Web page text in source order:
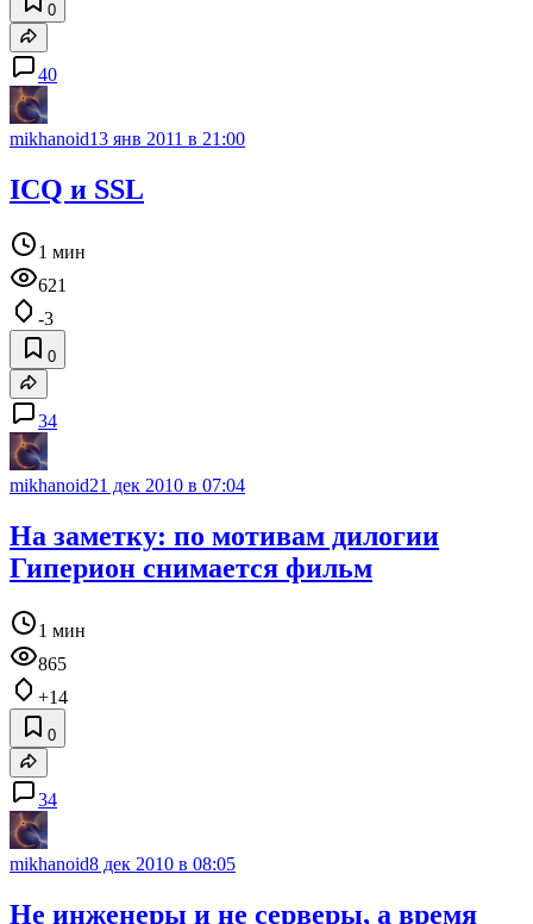
0
40
mikhanoid13 янв 2011 в 21:00
ICQ и SSL
1 мин
621
-3
0
34
mikhanoid21 дек 2010 в 07:04
На заметку: по мотивам дилогии
Гиперион снимается фильм
1 мин
865
+14
0
34
mikhanoid8 дек 2010 в 08:05
Не инженеры и не серверы, а время